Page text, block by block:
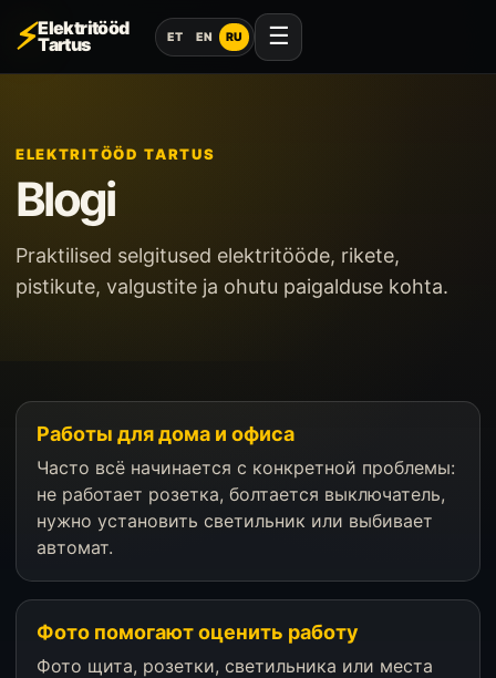
⚡Elektritööd
Tartus ET EN RU ☰
ELEKTRITÖÖD TARTUS
Blogi
Praktilised selgitused elektritööde, rikete,
pistikute, valgustite ja ohutu paigalduse kohta.
Работы для дома и офиса
Часто всё начинается с конкретной проблемы:
не работает розетка, болтается выключатель,
нужно установить светильник или выбивает
автомат.
Фото помогают оценить работу
Фото щита, розетки, светильника или места